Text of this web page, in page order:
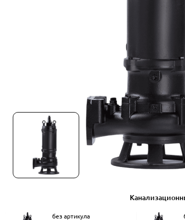
без артикула